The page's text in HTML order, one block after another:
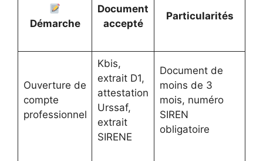
Démarche
Document
accepté
Particularités
Ouverture de
compte
professionnel
Kbis,
extrait D1,
attestation
Urssaf,
extrait
SIRENE
Document de
moins de 3
mois, numéro
SIREN
obligatoire